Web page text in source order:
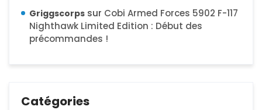
Griggscorps sur Cobi Armed Forces 5902 F-117
Nighthawk Limited Edition : Début des
précommandes !
Catégories